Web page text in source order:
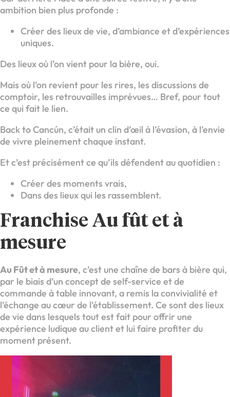
ambition bien plus profonde :
Créer des lieux de vie, d’ambiance et d’expériences
uniques.
Des lieux où l’on vient pour la bière, oui.
Mais où l’on revient pour les rires, les discussions de
comptoir, les retrouvailles imprévues… Bref, pour tout
ce qui fait le lien.
Back to Cancún, c’était un clin d’œil à l’évasion, à l’envie
de vivre pleinement chaque instant.
Et c’est précisément ce qu’ils défendent au quotidien :
Créer des moments vrais,
Dans des lieux qui les rassemblent.
Franchise Au fût et à
mesure
Au Fût et à mesure, c’est une chaîne de bars à bière qui,
par le biais d’un concept de self-service et de
commande à table innovant, a remis la convivialité et
l’échange au cœur de l’établissement. Ce sont des lieux
de vie dans lesquels tout est fait pour offrir une
expérience ludique au client et lui faire profiter du
moment présent.